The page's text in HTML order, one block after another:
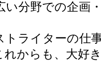
い分野での企画
トライターの仕
れからも、大好